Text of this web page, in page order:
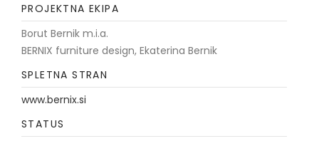
PROJEKTNA EKIPA
Borut Bernik m.i.a.
BERNIX furniture design, Ekaterina Bernik
SPLETNA STRAN
www.bernix.si
STATUS